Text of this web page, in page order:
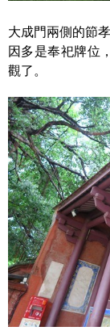
大成門兩側的節
因多是奉祀牌位
觀了。